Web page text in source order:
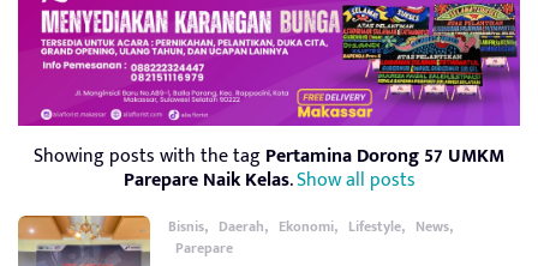
Showing posts with the tagPertamina Dorong 57 UMKM
Parepare Naik Kelas.Show all posts
Bisnis, Daerah, Ekonomi, Lifestyle, News,
Parepare